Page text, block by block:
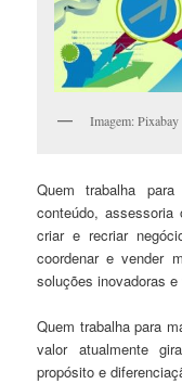
Imagem: Pixabay
Quem trabalha
conteúdo,
criar e recriar
coordenar e vender
soluções inovadoras
Quem trabalha para
valor atualmente
propósito e